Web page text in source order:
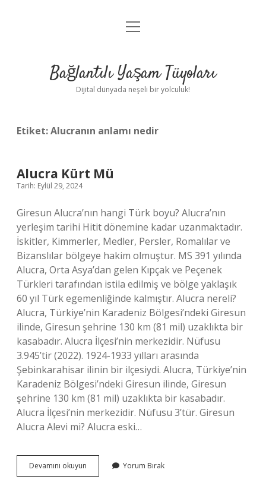
Anasayfa
Yasal Uyarı
menüyü
Bağlantılı Yaşam Tüyoları
Dijital dünyada neşeli bir yolculuk!
Etiket:Alucranın anlamı nedir
Alucra Kürt Mü
Tarih: Eylül 29, 2024
Giresun Alucra’nın hangi Türk boyu? Alucra’nın
yerleşim tarihi Hitit dönemine kadar uzanmaktadır.
İskitler, Kimmerler, Medler, Persler, Romalılar ve
Bizanslılar bölgeye hakim olmuştur. MS 391 yılında
Alucra, Orta Asya’dan gelen Kıpçak ve Peçenek
Türkleri tarafından istila edilmiş ve bölge yaklaşık
60 yıl Türk egemenliğinde kalmıştır. Alucra nereli?
Alucra, Türkiye’nin Karadeniz Bölgesi’ndeki Giresun
ilinde, Giresun şehrine 130 km (81 mil) uzaklıkta bir
kasabadır. Alucra İlçesi’nin merkezidir. Nüfusu
3.945’tir (2022). 1924-1933 yılları arasında
Şebinkarahisar ilinin bir ilçesiydi. Alucra, Türkiye’nin
Karadeniz Bölgesi’ndeki Giresun ilinde, Giresun
şehrine 130 km (81 mil) uzaklıkta bir kasabadır.
Alucra İlçesi’nin merkezidir. Nüfusu 3’tür. Giresun
Alucra Alevi mi? Alucra eski…
Devamını okuyun
Kürt
Yorum Bırak